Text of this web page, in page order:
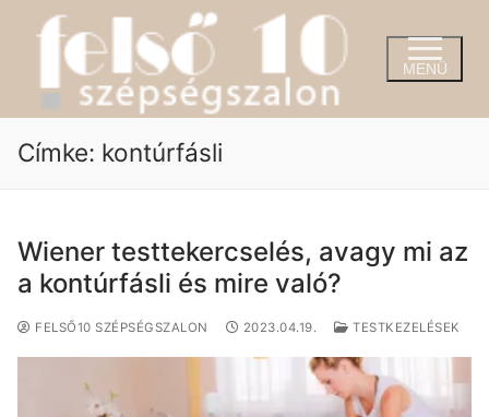
tartalomra
MENÜ
Címke: kontúrfásli
Wiener testtekercselés, avagy mi az
a kontúrfásli és mire való?
FELSŐ10 SZÉPSÉGSZALON 2023.04.19. TESTKEZELÉSEK